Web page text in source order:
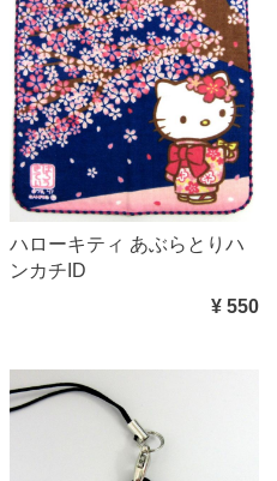
ハローキティ あぶらとりハ
ンカチID
¥ 550